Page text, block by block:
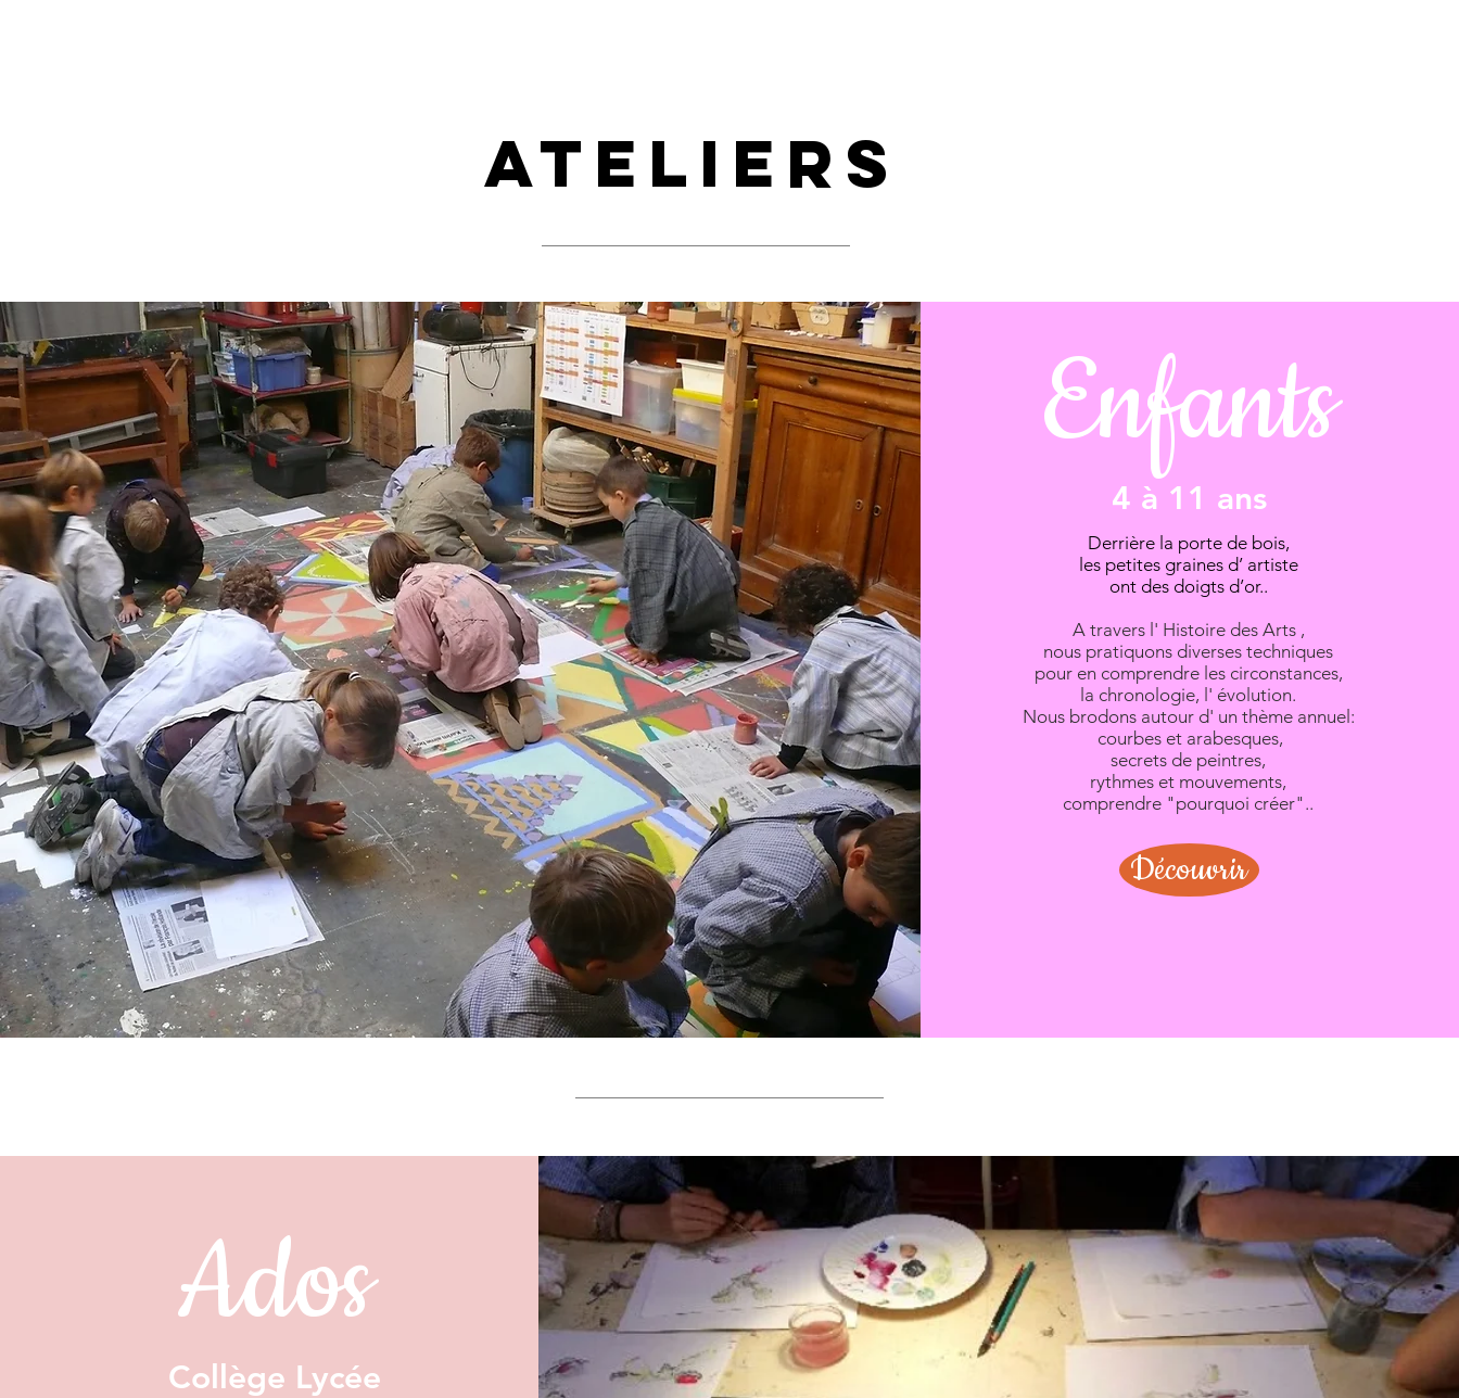
Ateliers
Derrière la porte de bois,
les petites graines d’ artiste
ont des doigts d’or..
A travers l' Histoire des Arts ,
nous pratiquons diverses techniques
pour en comprendre les circonstances,
la chronologie, l' évolution.
Nous brodons autour d' un thème annuel:
courbes et arabesques,
secrets de peintres,
rythmes et mouvements,
comprendre "pourquoi créer"..
Enfants
4 à 11 ans
Découvrir
Ados
Collège Lycée